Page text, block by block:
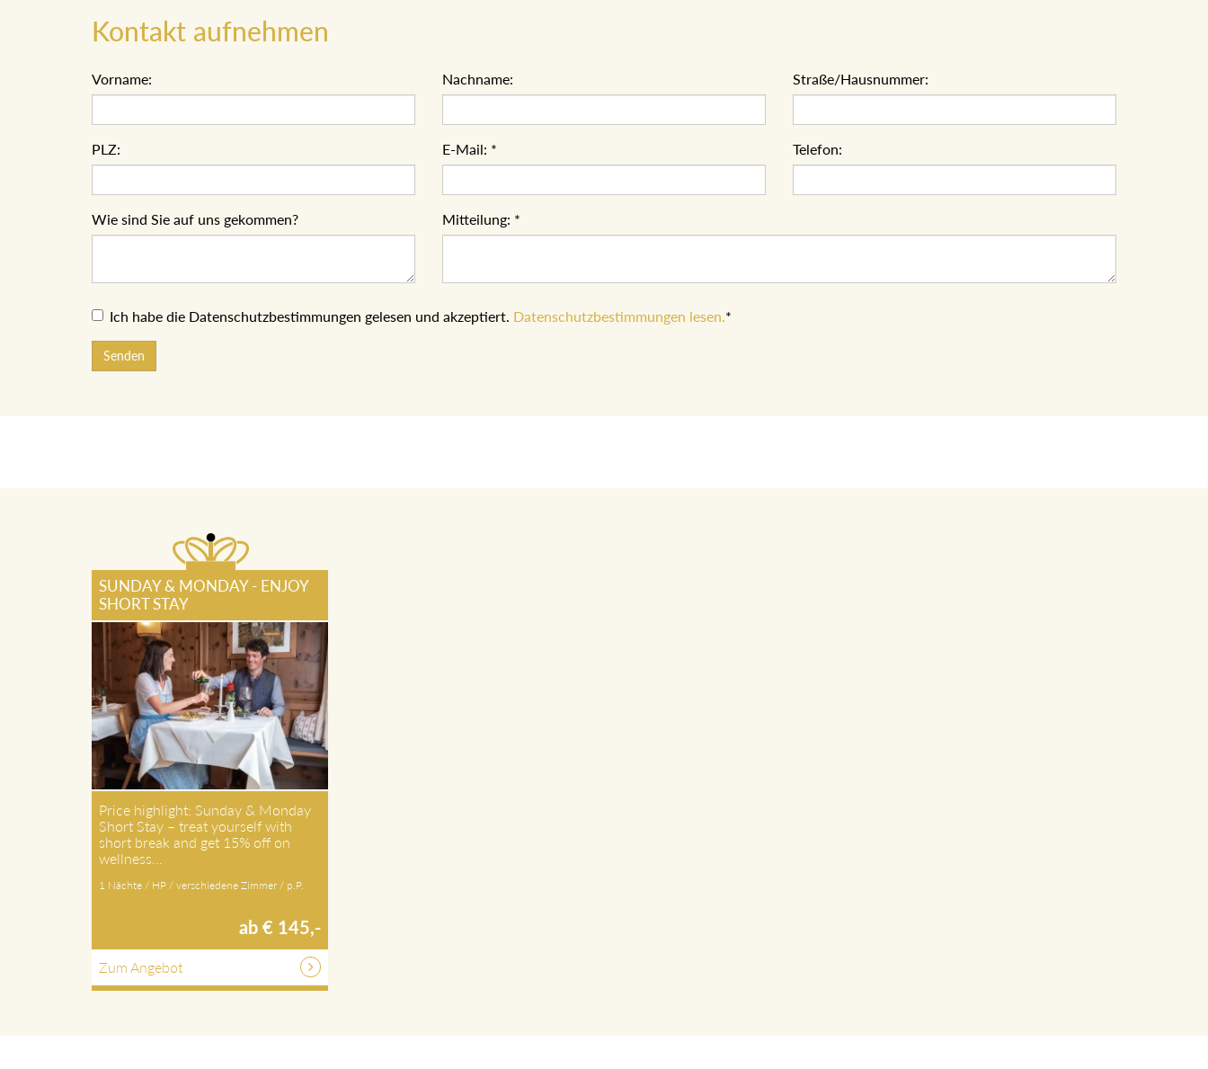
Kontakt aufnehmen
Vorname: Nachname: Straße/Hausnummer:
PLZ: E-Mail: * Telefon:
Wie sind Sie auf uns gekommen? Mitteilung: *
Ich habe die Datenschutzbestimmungen gelesen und akzeptiert. Datenschutzbestimmungen lesen. *
Senden
SUNDAY & MONDAY - ENJOY
SHORT STAY
Price highlight: Sunday & Monday
Short Stay – treat yourself with
short break and get 15% off on
wellness…
1 Nächte / HP / verschiedene Zimmer / p.P.
ab € 145,-
Zum Angebot